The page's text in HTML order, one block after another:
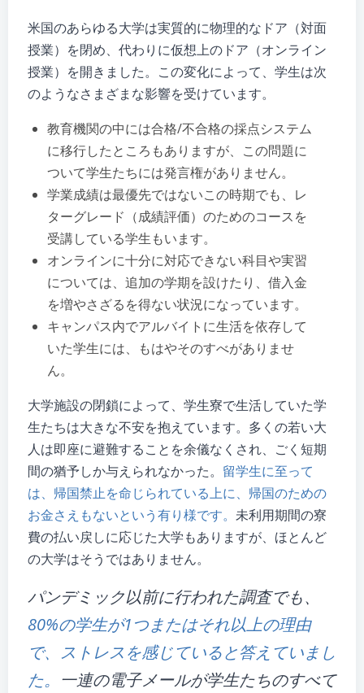
米国のあらゆる大学は実質的に物理的なドア（対面
授業）を閉め、代わりに仮想上のドア（オンライン
授業）を開きました。この変化によって、学生は次
のようなさまざまな影響を受けています。
教育機関の中には合格/不合格の採点システム
に移行したところもありますが、この問題に
ついて学生たちには発言権がありません。
学業成績は最優先ではないこの時期でも、レ
ターグレード（成績評価）のためのコースを
受講している学生もいます。
オンラインに十分に対応できない科目や実習
については、追加の学期を設けたり、借入金
を増やさざるを得ない状況になっています。
キャンパス内でアルバイトに生活を依存して
いた学生には、もはやそのすべがありませ
ん。
大学施設の閉鎖によって、学生寮で生活していた学
生たちは大きな不安を抱えています。多くの若い大
人は即座に避難することを余儀なくされ、ごく短期
間の猶予しか与えられなかった。 留学生に至って
は、帰国禁止を命じられている上に、帰国のための
お金さえもないという有り様です。 未利用期間の寮
費の払い戻しに応じた大学もありますが、ほとんど
の大学はそうではありません。
パンデミック以前に行われた調査でも、
80%の学生が1つまたはそれ以上の理由
で、ストレスを感じていると答えていまし
た。 一連の電子メールが学生たちのすべて